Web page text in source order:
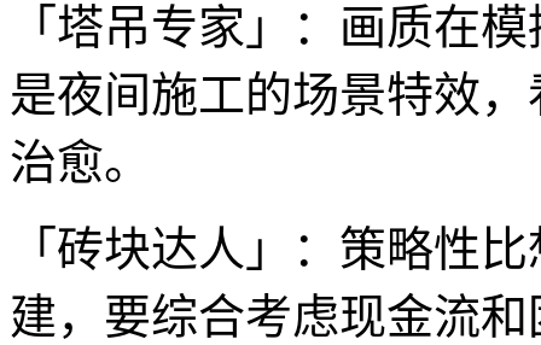
「塔吊专家」：画质在
是夜间施工的场景特效
治愈。
「砖块达人」：策略性
建，要综合考虑现金流